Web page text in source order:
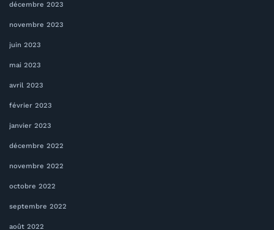
décembre 2023
novembre 2023
juin 2023
mai 2023
avril 2023
février 2023
janvier 2023
décembre 2022
novembre 2022
octobre 2022
septembre 2022
août 2022